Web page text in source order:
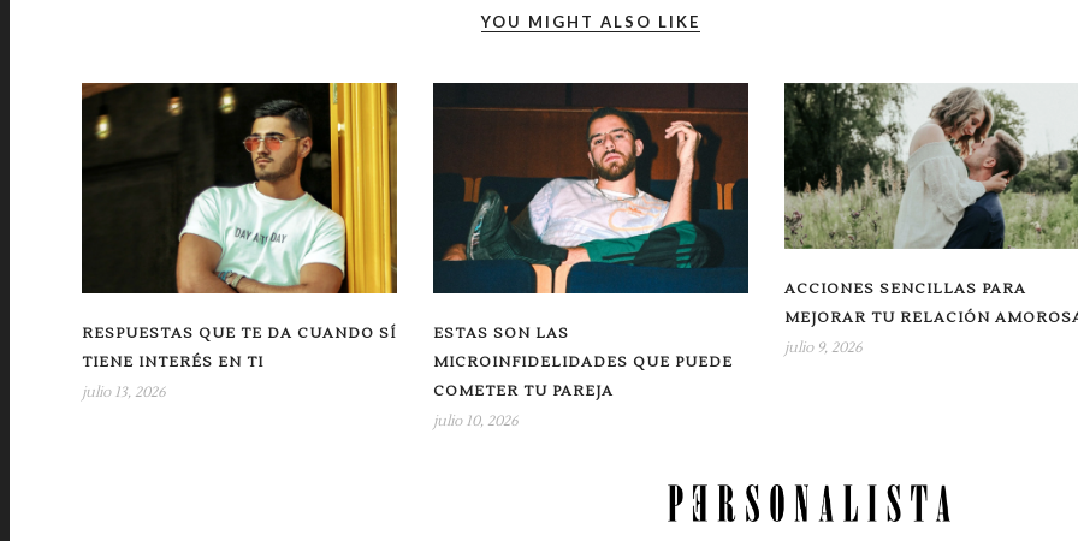
YOU MIGHT ALSO LIKE
RESPUESTAS QUE TE DA CUANDO SÍ
TIENE INTERÉS EN TI
julio 13, 2026
ESTAS SON LAS
MICROINFIDELIDADES QUE PUEDE
COMETER TU PAREJA
julio 10, 2026
ACCIONES SENCILLAS PARA
MEJORAR TU RELACIÓN
julio 9, 2026